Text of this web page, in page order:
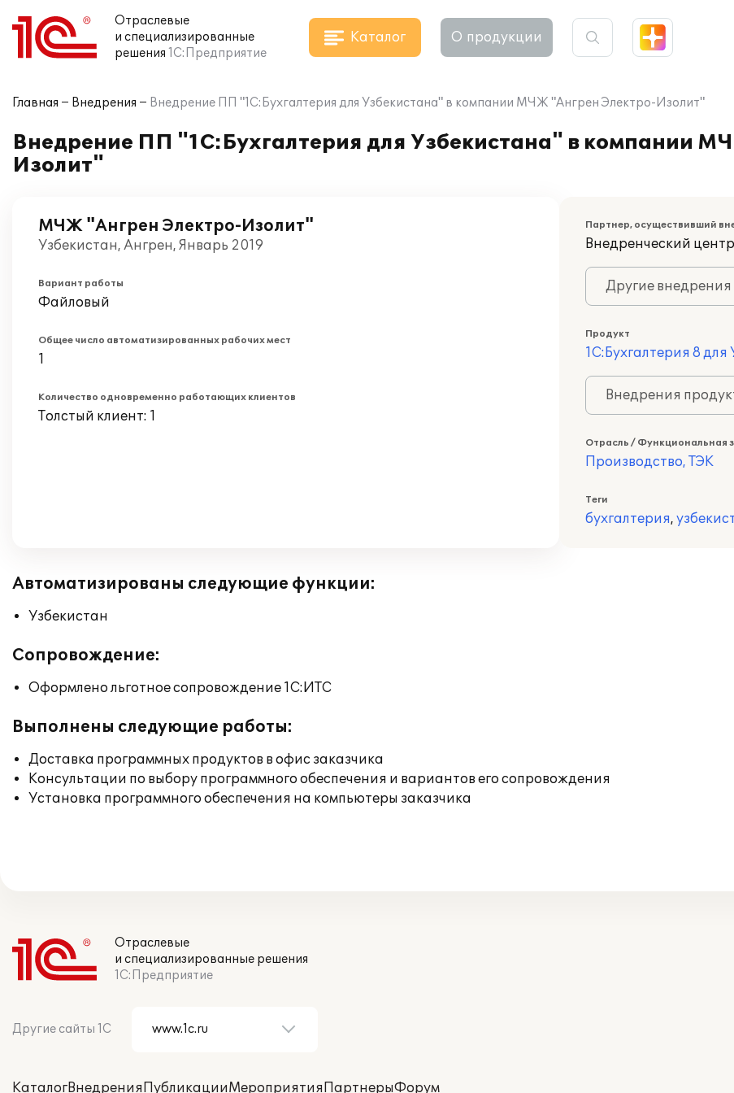
Отраслевые
и специализированные
решения 1С:Предприятие
Каталог О продукции
Главная Внедрения Внедрение ПП "1C:Бухгалтерия для Узбекистана" в компании МЧЖ "Ангрен Электро-Изолит"
Внедрение ПП "1C:Бухгалтерия для Узбекистана" в компании
Изолит"
МЧЖ "Ангрен Электро-Изолит"
Узбекистан, Ангрен, Январь 2019
Вариант работы
Файловый
Общее число автоматизированных рабочих мест
1
Количество одновременно работающих клиентов
Толстый клиент: 1
Партнер, осуществивший
Внедренческий
Другие
Продукт
1С:Бухгалтерия 8 для
Внедрения
Отрасль / Функциональная
Производство, ТЭК
Теги
бухгалтерия,
Автоматизированы следующие функции:
Узбекистан
Сопровождение:
Оформлено льготное сопровождение 1С:ИТС
Выполнены следующие работы:
Доставка программных продуктов в офис заказчика
Консультации по выбору программного обеспечения и вариантов его сопровождения
Установка программного обеспечения на компьютеры заказчика
Отраслевые
и специализированные решения
1С:Предприятие
Другие сайты 1С
КаталогВнедренияПубликацииМероприятияПартнерыФорум